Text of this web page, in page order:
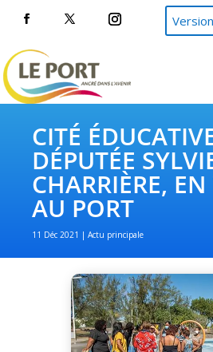
CITÉ
DÉPUTÉE
CHARRIÈRE,
AU PORT
11 Déc 2021 Actu principale